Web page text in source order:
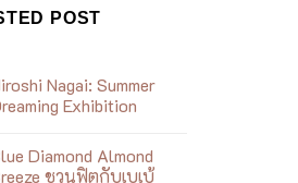
POST
Nagai: Summer
Exhibition
Diamond Almond
ชวนฟิตกับเบเบ้